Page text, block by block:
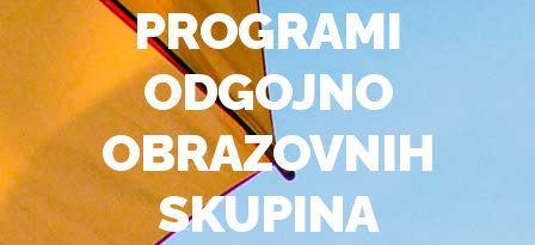
PROGRAMI
ODGOJNO
OBRAZOVNIH
SKUPINA